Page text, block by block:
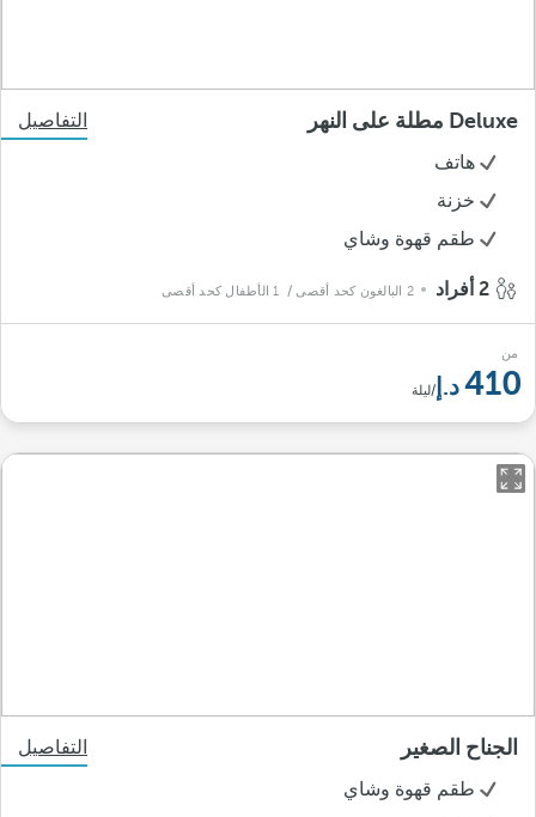
Deluxe مطلة على النهر
التفاصيل
هاتف
خزنة
طقم قهوة وشاي
2 البالغون كحد أقصى / 1 الأطفال كحد أقصى
من
410 /ليلة
الجناح الصغير
التفاصيل
طقم قهوة وشاي